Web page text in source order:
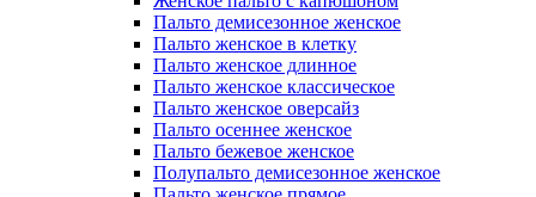
Пальто демисезонное женское
Пальто женское в клетку
Пальто женское длинное
Пальто женское классическое
Пальто женское оверсайз
Пальто осеннее женское
Пальто бежевое женское
Полупальто демисезонное женское